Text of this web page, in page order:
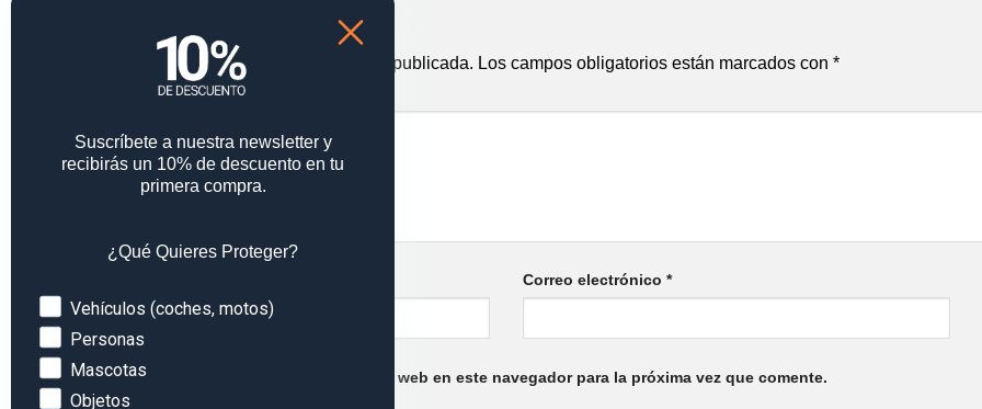
Tu dirección de correo electrónico no será publicada. Los campos obligatorios están marcados con *
*
Correo electrónico *
Guarda mi nombre, correo electrónico y web en este navegador para la próxima vez que comente.
Suscríbete a nuestra newsletter y
recibirás un 10% de descuento en tu
primera compra.
¿Qué Quieres Proteger?
Devices
Vehículos (coches, motos)
Personas
Mascotas
Objetos